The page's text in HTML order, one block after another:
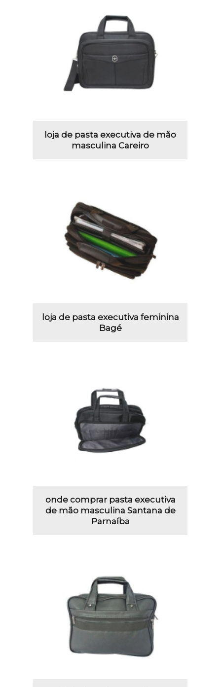
loja de pasta executiva de mão
masculina Careiro
loja de pasta executiva feminina
Bagé
onde comprar pasta executiva
de mão masculina Santana de
Parnaíba